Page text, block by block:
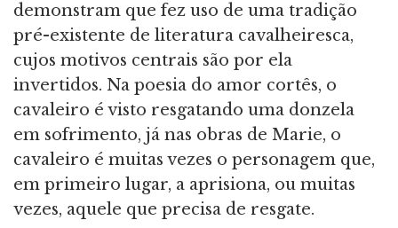
demonstram que fez uso de uma tradição
pré-existente de literatura cavalheiresca,
cujos motivos centrais são por ela
invertidos. Na poesia do amor cortês, o
cavaleiro é visto resgatando uma donzela
em sofrimento, já nas obras de Marie, o
cavaleiro é muitas vezes o personagem que,
em primeiro lugar, a aprisiona, ou muitas
vezes, aquele que precisa de resgate.